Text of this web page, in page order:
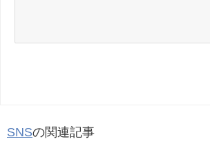
SNSの関連記事